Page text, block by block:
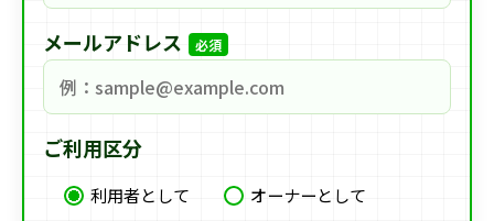
メールアドレス 必須
ご利用区分
利用者として
オーナーとして